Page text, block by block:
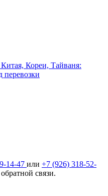
Кореи, Тайваня:
перевозки
14-47 или +7 (926) 318-52-
связи.